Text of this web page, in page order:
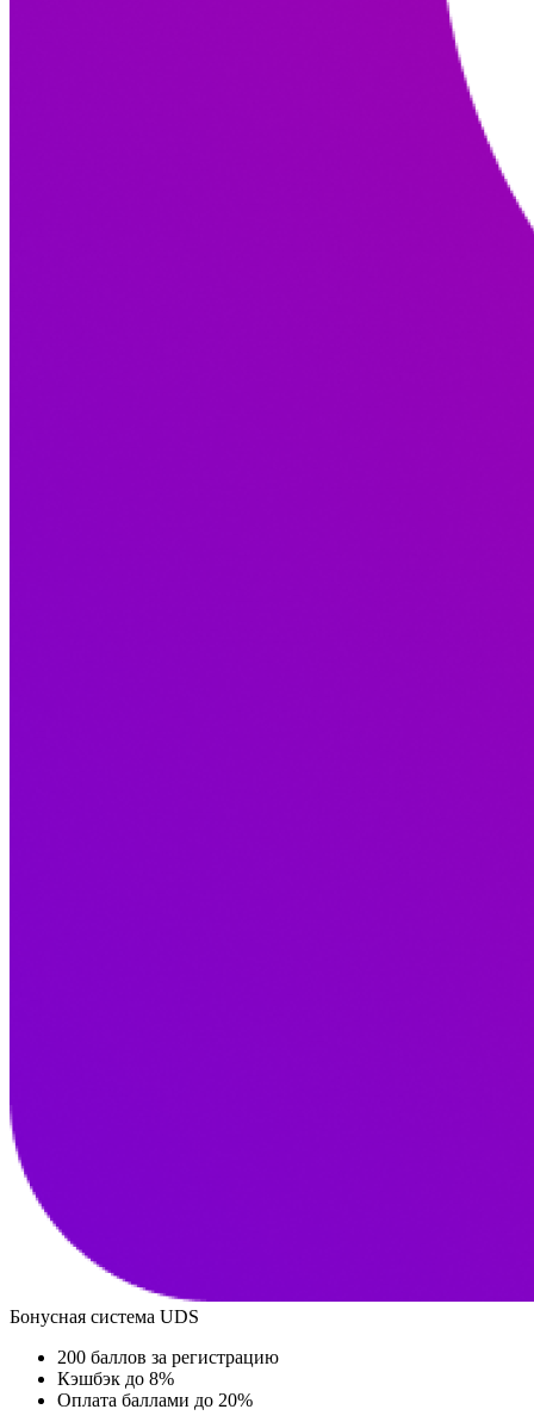
Бонусная система UDS
200 баллов за регистрацию
Кэшбэк до 8%
Оплата баллами до 20%